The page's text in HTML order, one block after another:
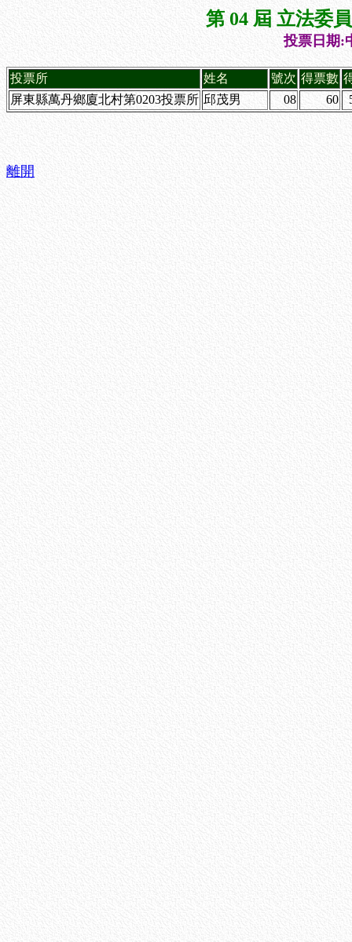
第 04 屆 立法委
投票日期:
投票所 姓名 號次 得票數
屏東縣萬丹鄉廈北村第0203投票所 邱茂男 08 60
離開